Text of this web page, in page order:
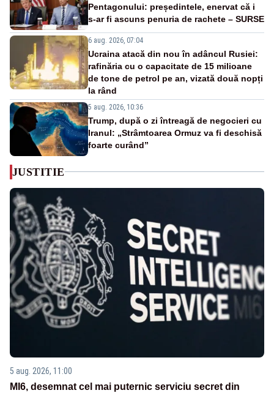
Pentagonului: președintele, enervat că i
s-ar fi ascuns penuria de rachete – SURSE
6 aug. 2026, 07:04
Ucraina atacă din nou în adâncul Rusiei:
rafinăria cu o capacitate de 15 milioane
de tone de petrol pe an, vizată două nopți
la rând
5 aug. 2026, 10:36
Trump, după o zi întreagă de negocieri cu
Iranul: „Strâmtoarea Ormuz va fi deschisă
foarte curând”
JUSTITIE
5 aug. 2026, 11:00
MI6, desemnat cel mai puternic serviciu secret din